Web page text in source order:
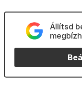
Állítsd